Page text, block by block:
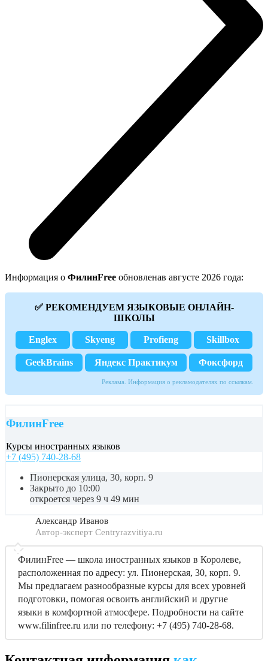
Информация о ФилинFree обновленав августе 2026 года:
✅ РЕКОМЕНДУЕМ ЯЗЫКОВЫЕ ОНЛАЙН-
ШКОЛЫ
Englex Skyeng Profieng Skillbox
GeekBrains Яндекс Практикум Фоксфорд
Реклама. Информация о рекламодателях по ссылкам.
ФилинFree
Курсы иностранных языков
+7 (495) 740-28-68
Пионерская улица, 30, корп. 9
Закрыто до 10:00
откроется через 9 ч 49 мин
Александр Иванов
Автор-эксперт Centryrazvitiya.ru
ФилинFree — школа иностранных языков в Королеве,
расположенная по адресу: ул. Пионерская, 30, корп. 9.
Мы предлагаем разнообразные курсы для всех уровней
подготовки, помогая освоить английский и другие
языки в комфортной атмосфере. Подробности на сайте
www.filinfree.ru или по телефону: +7 (495) 740-28-68.